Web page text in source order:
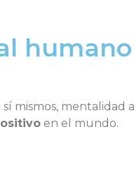
mismos, mentalidad
en el mundo.